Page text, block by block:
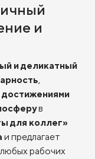
и
и деликатный
,
достижениями
в
для коллег»
и предлагает
рабочих